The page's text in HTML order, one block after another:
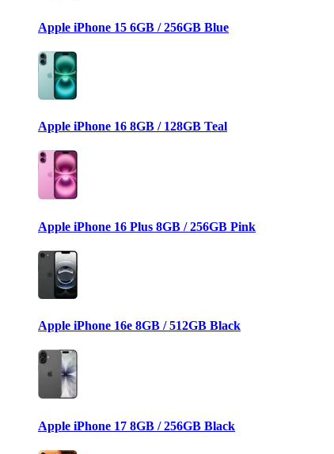
Apple iPhone 15 6GB / 256GB Blue
Apple iPhone 16 8GB / 128GB Teal
Apple iPhone 16 Plus 8GB / 256GB Pink
Apple iPhone 16e 8GB / 512GB Black
Apple iPhone 17 8GB / 256GB Black